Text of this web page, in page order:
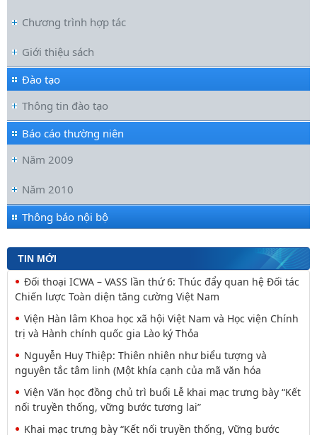
Chương trình hợp tác
Giới thiệu sách
Đào tạo
Thông tin đào tạo
Báo cáo thường niên
Năm 2009
Năm 2010
Thông báo nội bộ
TIN MỚI
Đối thoại ICWA – VASS lần thứ 6: Thúc đẩy quan hệ Đối tác
Chiến lược Toàn diện tăng cường Việt Nam
Viện Hàn lâm Khoa học xã hội Việt Nam và Học viện Chính
trị và Hành chính quốc gia Lào ký Thỏa
Nguyễn Huy Thiệp: Thiên nhiên như biểu tượng và
nguyên tắc tâm linh (Một khía cạnh của mã văn hóa
Viện Văn học đồng chủ trì buổi Lễ khai mạc trưng bày “Kết
nối truyền thống, vững bước tương lai”
Khai mạc trưng bày “Kết nối truyền thống, Vững bước